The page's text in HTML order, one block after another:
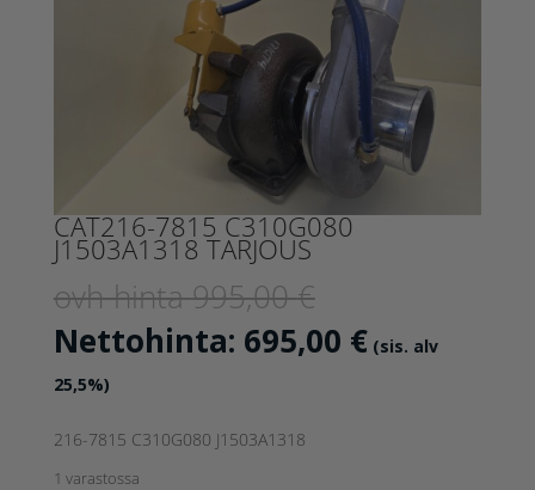
CAT216-7815 C310G080
J1503A1318 TARJOUS
ovh-hinta995,00€
hinta
Nettohinta: 695,00 €Nykyinen
(sis. alv
25,5%)
216-7815 C310G080 J1503A1318
1 varastossa